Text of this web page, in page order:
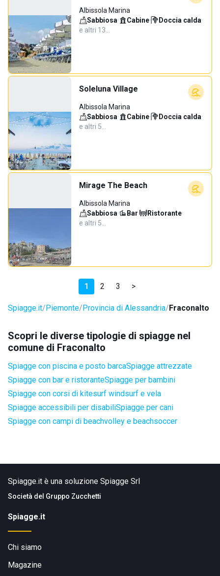
Albissola Marina
Sabbiosa· Cabine· Doccia calda·
e altri 13…
Soleluna Village
Albissola Marina
Sabbiosa· Cabine· Doccia calda·
e altri 5…
Mirage The Beach
Albissola Marina
Sabbiosa· Bar· Ristorante·
e altri 5…
1 2 3 >
Spiagge.it Piemonte Provincia di Alessandria Fraconalto
Scopri le diverse tipologie di spiagge nel
comune di Fraconalto
Spiagge con piscina e posto barcaSpiagge attrezzate
Spiagge con bar e ristoranteSpiagge per bambini
Spiagge con corsi di kitesurf windsurf e vela
Spiagge accessibili per disabiliSpiagge per cani
Spiagge con campi di beachvolley e beachsoccer
Spiagge.it è una soluzione Spiagge Srl
Società del Gruppo Zucchetti
Spiagge.it
Chi siamo
Magazine